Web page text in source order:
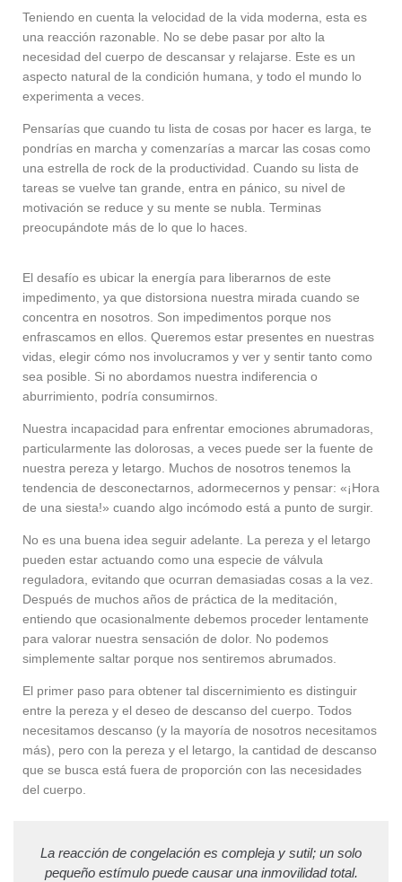
Teniendo en cuenta la velocidad de la vida moderna, esta es
una reacción razonable. No se debe pasar por alto la
necesidad del cuerpo de descansar y relajarse. Este es un
aspecto natural de la condición humana, y todo el mundo lo
experimenta a veces.
Pensarías que cuando tu lista de cosas por hacer es larga, te
pondrías en marcha y comenzarías a marcar las cosas como
una estrella de rock de la productividad. Cuando su lista de
tareas se vuelve tan grande, entra en pánico, su nivel de
motivación se reduce y su mente se nubla. Terminas
preocupándote más de lo que lo haces.
El desafío es ubicar la energía para liberarnos de este
impedimento, ya que distorsiona nuestra mirada cuando se
concentra en nosotros. Son impedimentos porque nos
enfrascamos en ellos. Queremos estar presentes en nuestras
vidas, elegir cómo nos involucramos y ver y sentir tanto como
sea posible. Si no abordamos nuestra indiferencia o
aburrimiento, podría consumirnos.
Nuestra incapacidad para enfrentar emociones abrumadoras,
particularmente las dolorosas, a veces puede ser la fuente de
nuestra pereza y letargo. Muchos de nosotros tenemos la
tendencia de desconectarnos, adormecernos y pensar: «¡Hora
de una siesta!» cuando algo incómodo está a punto de surgir.
No es una buena idea seguir adelante. La pereza y el letargo
pueden estar actuando como una especie de válvula
reguladora, evitando que ocurran demasiadas cosas a la vez.
Después de muchos años de práctica de la meditación,
entiendo que ocasionalmente debemos proceder lentamente
para valorar nuestra sensación de dolor. No podemos
simplemente saltar porque nos sentiremos abrumados.
El primer paso para obtener tal discernimiento es distinguir
entre la pereza y el deseo de descanso del cuerpo. Todos
necesitamos descanso (y la mayoría de nosotros necesitamos
más), pero con la pereza y el letargo, la cantidad de descanso
que se busca está fuera de proporción con las necesidades
del cuerpo.
La reacción de congelación es compleja y sutil; un solo
pequeño estímulo puede causar una inmovilidad total.